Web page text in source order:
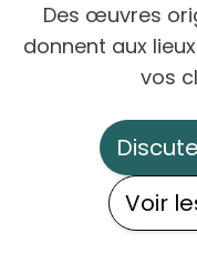
Des œuvres
donnent aux
vos
Voir